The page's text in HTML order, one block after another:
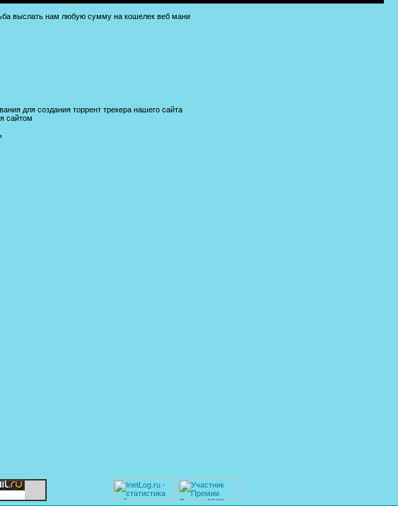
выслать нам любую сумму на кошелек веб мани
для создания торрент трекера нашего сайта
сайтом